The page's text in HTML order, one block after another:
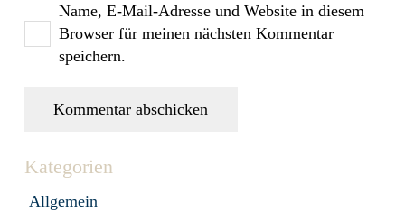
Name, E-Mail-Adresse und Website in diesem
Browser für meinen nächsten Kommentar
speichern.
Kommentar abschicken
Kategorien
Allgemein